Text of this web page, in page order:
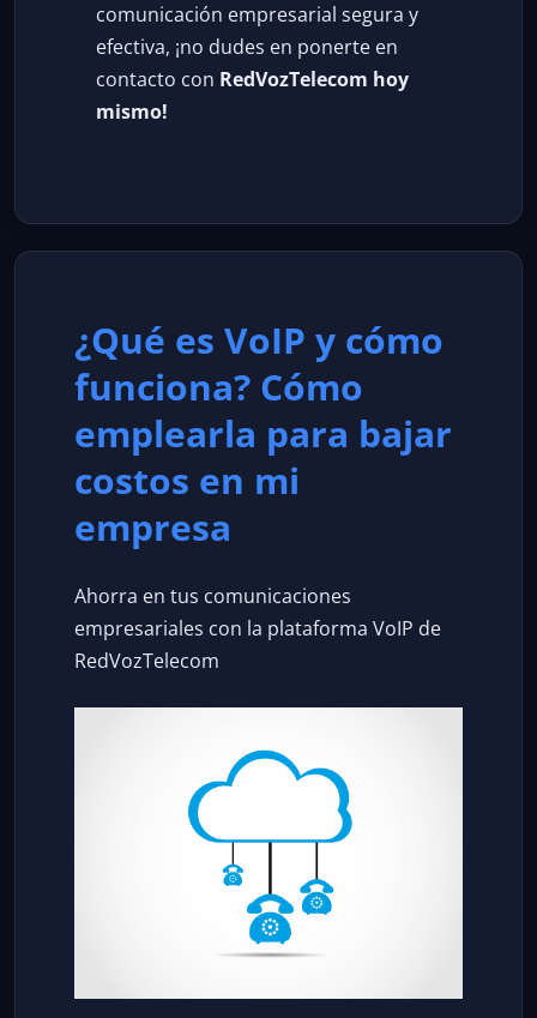
comunicación empresarial segura y
efectiva, ¡no dudes en ponerte en
contacto con RedVozTelecom hoy
mismo!
¿Qué es VoIP y cómo
funciona? Cómo
emplearla para bajar
costos en mi
empresa
Ahorra en tus comunicaciones
empresariales con la plataforma VoIP de
RedVozTelecom